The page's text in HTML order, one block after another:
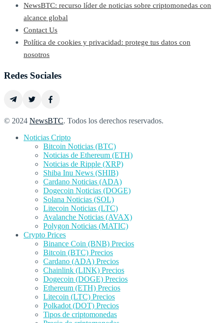
NewsBTC: recurso líder de noticias sobre criptomonedas con
alcance global
Contact Us
Política de cookies y privacidad: protege tus datos con
nosotros
Redes Sociales
© 2024 NewsBTC. Todos los derechos reservados.
Noticias Cripto
Bitcoin Noticias (BTC)
Noticias de Ethereum (ETH)
Noticias de Ripple (XRP)
Shiba Inu News (SHIB)
Cardano Noticias (ADA)
Dogecoin Noticias (DOGE)
Solana Noticias (SOL)
Litecoin Noticias (LTC)
Avalanche Noticias (AVAX)
Polygon Noticias (MATIC)
Crypto Prices
Binance Coin (BNB) Precios
Bitcoin (BTC) Precios
Cardano (ADA) Precios
Chainlink (LINK) Precios
Dogecoin (DOGE) Precios
Ethereum (ETH) Precios
Litecoin (LTC) Precios
Polkadot (DOT) Precios
Tipos de criptomonedas